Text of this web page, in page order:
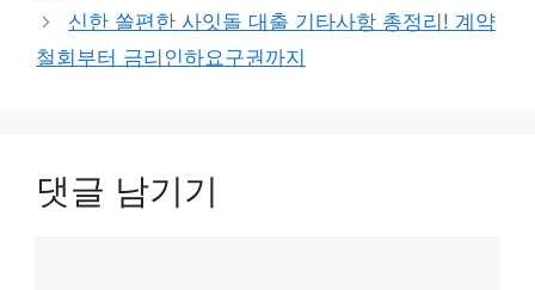
신한 쏠편한 사잇돌 대출 기타사항 총정리! 계약
철회부터 금리인하요구권까지
댓글 남기기